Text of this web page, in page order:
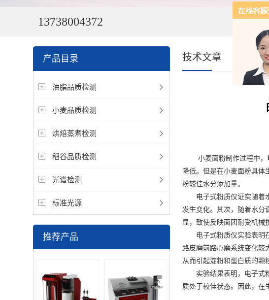
13738004372
产品目录
油脂品质检测
小麦品质检测
烘焙蒸煮检测
稻谷品质检测
光谱检测
标准光源
推荐产品
技术文章
小麦面粉制作过程中，
降低。但是在小麦面粉具体
粉较佳水分添加量。
电子式粉质仪证实随着水
发生变化。其次，随着水分
显，致使反映面团耐受机械
电子式粉质仪实验表明在
路皮磨前路心磨系统变化较
从而引起淀粉和蛋白质的颗
实验结果表明，电子式粉
质处于较佳状态。因此，在